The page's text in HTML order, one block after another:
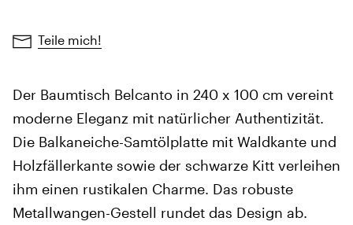
Teile mich!
Der Baumtisch Belcanto in 240 x 100 cm vereint
moderne Eleganz mit natürlicher Authentizität.
Die Balkaneiche-Samtölplatte mit Waldkante und
Holzfällerkante sowie der schwarze Kitt verleihen
ihm einen rustikalen Charme. Das robuste
Metallwangen-Gestell rundet das Design ab.